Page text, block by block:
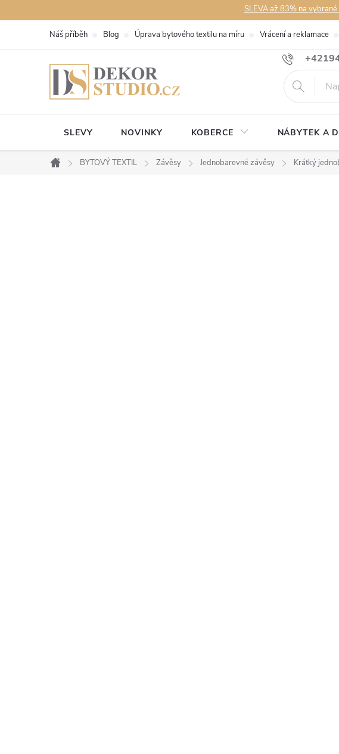
na
SLEVA až 83% na
Náš příběh Blog Úprava bytového textilu na míru Vrácení a reklamace
SLEVY NOVINKY KOBERCE NÁBYTEK A
Domů
BYTOVÝ TEXTIL Závěsy Jednobarevné závěsy Krátký